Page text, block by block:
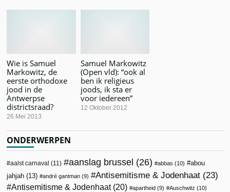
Wie is Samuel
Markowitz, de
eerste orthodoxe
jood in de
Antwerpse
districtsraad?
26 Mei 2013
Samuel Markowitz
(Open vld): “ook al
ben ik religieus
joods, ik sta er
voor iedereen”
12 Oktober 2012
ONDERWERPEN
aalst carnaval (11) aanslag brussel (26) abbas (10)
abou
jahjah (13) andré gantman (9) Antisemitisme & Jodenhaat (23)
Antisemitisme & Jodenhaat(20) apartheid (9) Auschwitz (10)